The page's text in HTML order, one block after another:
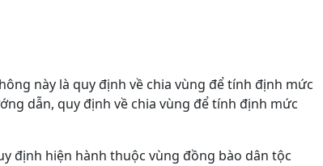
này là quy định về chia vùng để tính định mức
dẫn, quy định về chia vùng để tính định mức
định hiện hành thuộc vùng đồng bào dân tộc